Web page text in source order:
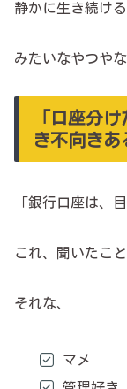
静かに生き続け
みたいなやつやな
「口座分
き不向きあ
「銀行口座は、
これ、聞いたこ
それな、
マメ